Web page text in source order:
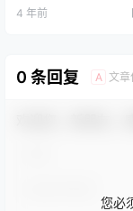
4 年前
0 条回复 A 文章
您必